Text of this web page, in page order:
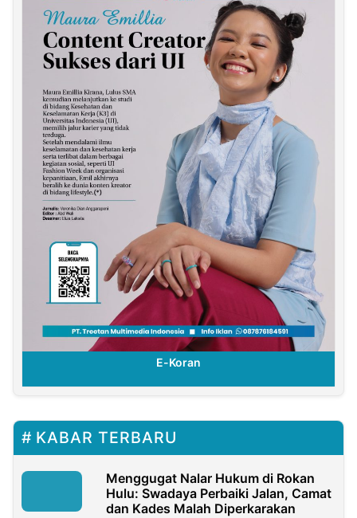
E-Koran
KABAR TERBARU
Menggugat Nalar Hukum di Rokan
Hulu: Swadaya Perbaiki Jalan, Camat
dan Kades Malah Diperkarakan